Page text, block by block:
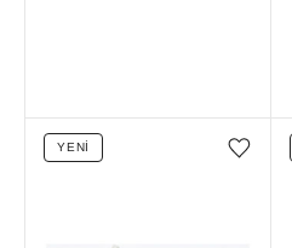
Favorilere ekle/çıkar
YENI